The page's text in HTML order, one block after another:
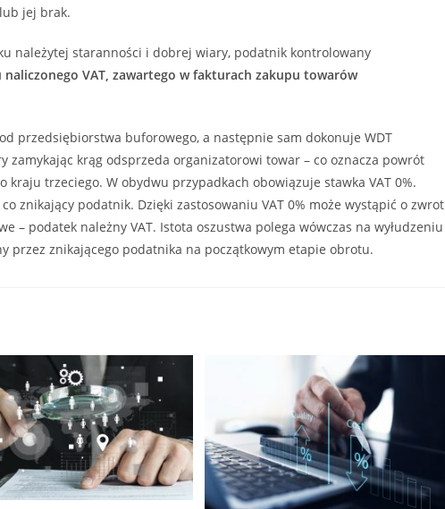
jej brak.
należytej staranności i dobrej wiary, podatnik kontrolowany
VAT, zawartego w fakturach zakupu towarów
przedsiębiorstwa buforowego, a następnie sam dokonuje WDT
zamykając krąg odsprzeda organizatorowi towar – co oznacza powrót
trzeciego. W obydwu przypadkach obowiązuje stawka VAT 0%.
znikający podatnik. Dzięki zastosowaniu VAT 0% może wystąpić o zwrot
– podatek należny VAT. Istota oszustwa polega wówczas na wyłudzeniu
przez znikającego podatnika na początkowym etapie obrotu.